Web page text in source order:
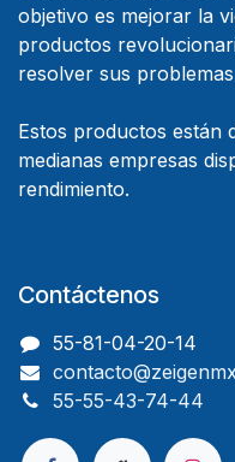
objetivo es mejorar la
productos
resolver sus
Estos productos están
medianas empresas
rendimiento.
Contáctenos
55-81-04-20-14
55-55-43-74-44